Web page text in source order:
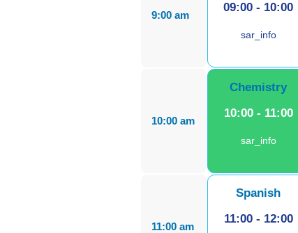
9:00 am
09:00 - 10:00
sar_info
10:00 am
Chemistry
10:00 - 11:00
sar_info
11:00 am
Spanish
11:00 - 12:00